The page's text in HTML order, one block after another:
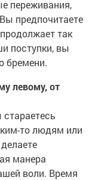
переживания,
предпочитаете
так
поступки, вы
бремени.
левому, от
то людям или
манера
воли. Время